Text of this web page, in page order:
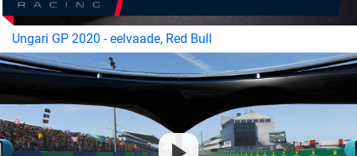
Ungari GP 2020 - eelvaade, Red Bull